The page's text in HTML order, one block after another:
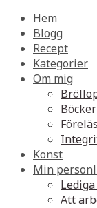
Hem
Blogg
Recept
Kategorier
Om mig
Konst
Min
Att